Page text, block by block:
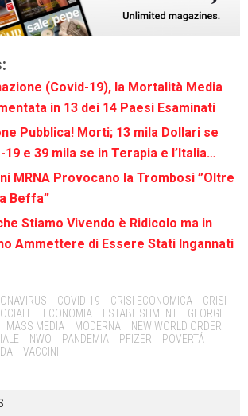
(Covid-19), la Mortalità Media
in 13 dei 14 Paesi Esaminati
Pubblica! Morti; 13 mila Dollari se
19 e 39 mila se in Terapia e l’Italia…
MRNA Provocano la Trombosi ”Oltre
Beffa”
Stiamo Vivendo è Ridicolo ma in
Ammettere di Essere Stati Ingannati
COVID-19 CRISI ECONOMICA
CRISI
ECONOMIA ESTABLISHMENT
GEORGE
MASS MEDIA MODERNA
NEW WORLD ORDER
NWO PANDEMIA PFIZER
POVERTÁ
VACCINI